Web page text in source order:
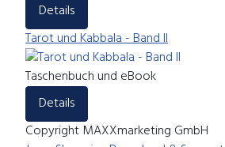
Details
Tarot und Kabbala - Band II
Taschenbuch und eBook
Details
Copyright MAXXmarketing GmbH